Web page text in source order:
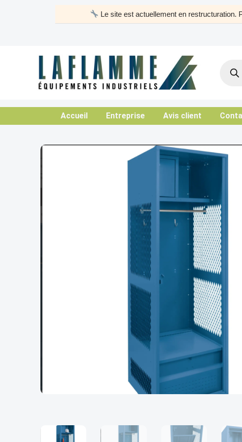
Le site est actuellement en restructuration.
search
Accueil Entreprise Avis client